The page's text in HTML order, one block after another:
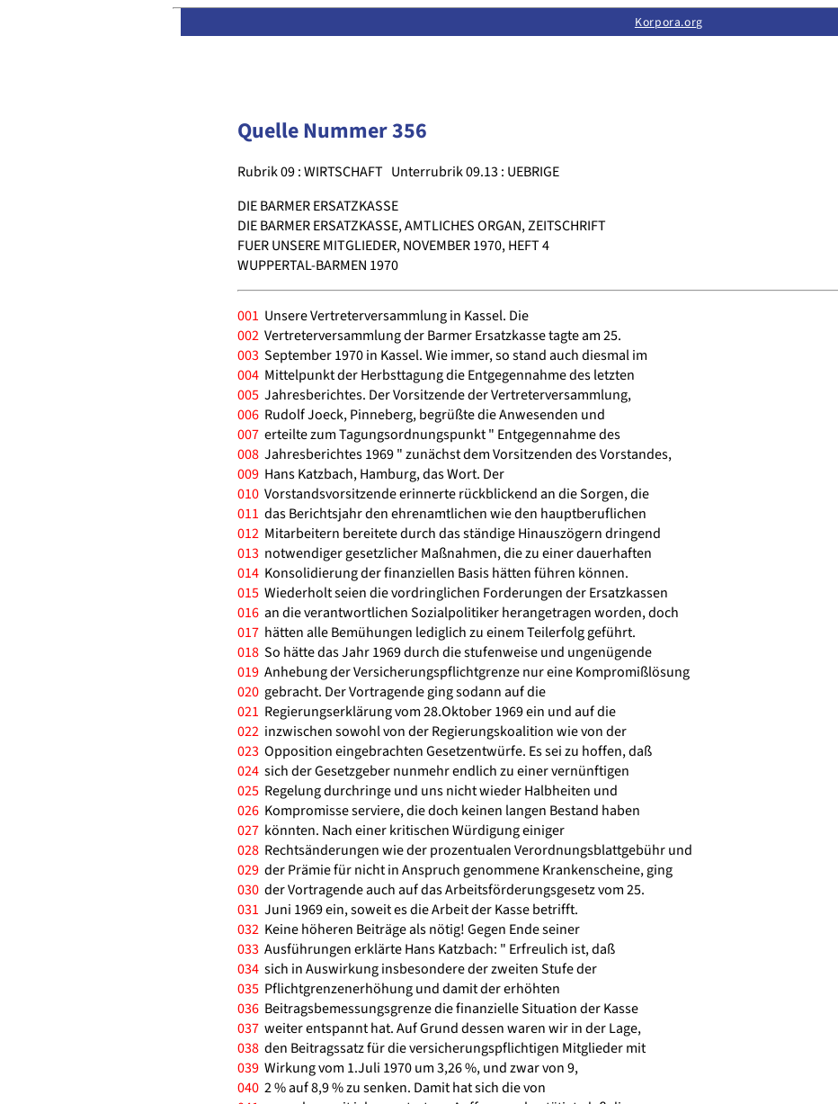
Feedback·Korpora.org
Quelle Nummer 356
Rubrik 09 : WIRTSCHAFT Unterrubrik 09.13 : UEBRIGE
DIE BARMER ERSATZKASSE
DIE BARMER ERSATZKASSE, AMTLICHES ORGAN, ZEITSCHRIFT
FUER UNSERE MITGLIEDER, NOVEMBER 1970, HEFT 4
WUPPERTAL-BARMEN 1970
001 Unsere Vertreterversammlung in Kassel. Die
002 Vertreterversammlung der Barmer Ersatzkasse tagte am 25.
003 September 1970 in Kassel. Wie immer, so stand auch diesmal im
004 Mittelpunkt der Herbsttagung die Entgegennahme des letzten
005 Jahresberichtes. Der Vorsitzende der Vertreterversammlung,
006 Rudolf Joeck, Pinneberg, begrüßte die Anwesenden und
007 erteilte zum Tagungsordnungspunkt " Entgegennahme des
008 Jahresberichtes 1969 " zunächst dem Vorsitzenden des Vorstandes,
009 Hans Katzbach, Hamburg, das Wort. Der
010 Vorstandsvorsitzende erinnerte rückblickend an die Sorgen, die
011 das Berichtsjahr den ehrenamtlichen wie den hauptberuflichen
012 Mitarbeitern bereitete durch das ständige Hinauszögern dringend
013 notwendiger gesetzlicher Maßnahmen, die zu einer dauerhaften
014 Konsolidierung der finanziellen Basis hätten führen können.
015 Wiederholt seien die vordringlichen Forderungen der Ersatzkassen
016 an die verantwortlichen Sozialpolitiker herangetragen worden, doch
017 hätten alle Bemühungen lediglich zu einem Teilerfolg geführt.
018 So hätte das Jahr 1969 durch die stufenweise und ungenügende
019 Anhebung der Versicherungspflichtgrenze nur eine Kompromißlösung
020 gebracht. Der Vortragende ging sodann auf die
021 Regierungserklärung vom 28.Oktober 1969 ein und auf die
022 inzwischen sowohl von der Regierungskoalition wie von der
023 Opposition eingebrachten Gesetzentwürfe. Es sei zu hoffen, daß
024 sich der Gesetzgeber nunmehr endlich zu einer vernünftigen
025 Regelung durchringe und uns nicht wieder Halbheiten und
026 Kompromisse serviere, die doch keinen langen Bestand haben
027 könnten. Nach einer kritischen Würdigung einiger
028 Rechtsänderungen wie der prozentualen Verordnungsblattgebühr und
029 der Prämie für nicht in Anspruch genommene Krankenscheine, ging
030 der Vortragende auch auf das Arbeitsförderungsgesetz vom 25.
031 Juni 1969 ein, soweit es die Arbeit der Kasse betrifft.
032 Keine höheren Beiträge als nötig! Gegen Ende seiner
033 Ausführungen erklärte Hans Katzbach: " Erfreulich ist, daß
034 sich in Auswirkung insbesondere der zweiten Stufe der
035 Pflichtgrenzenerhöhung und damit der erhöhten
036 Beitragsbemessungsgrenze die finanzielle Situation der Kasse
037 weiter entspannt hat. Auf Grund dessen waren wir in der Lage,
038 den Beitragssatz für die versicherungspflichtigen Mitglieder mit
039 Wirkung vom 1.Juli 1970 um 3,26 %, und zwar von 9,
040 2 % auf 8,9 % zu senken. Damit hat sich die von
Korpora.org